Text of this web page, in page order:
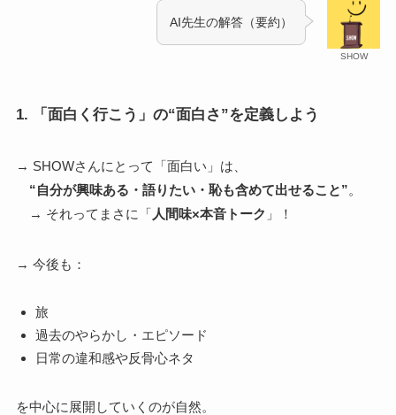
SHOW
AI先生の解答（要約）
1. 「面白く行こう」の“面白さ”を定義しよう
→ SHOWさんにとって「面白い」は、
“自分が興味ある・語りたい・恥も含めて出せること”。
→ それってまさに「 人間味×本音トーク 」！
→ 今後も：
旅
過去のやらかし・エピソード
日常の違和感や反骨心ネタ
を中心に展開していくのが自然。